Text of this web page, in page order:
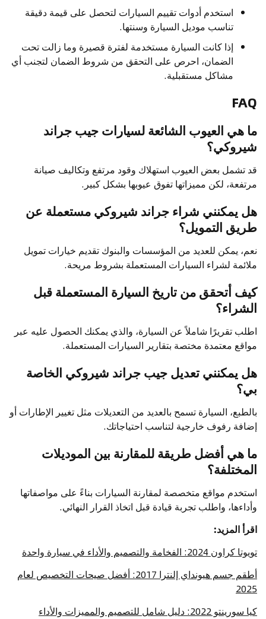
استخدم أدوات تقييم السيارات لتحصل على قيمة دقيقة
تناسب موديل السيارة وسنتها.
إذا كانت السيارة مستخدمة لفترة قصيرة وما زالت تحت
الضمان، احرص على التحقق من شروط الضمان لتجنب أي
مشاكل مستقبلية.
FAQ
ما هي العيوب الشائعة لسيارات جيب جراند
شيروكي؟
قد تشمل بعض العيوب استهلاك وقود مرتفع وتكاليف صيانة
مرتفعة، لكن مميزاتها تفوق عيوبها بشكل كبير.
هل يمكنني شراء جراند شيروكي مستعملة عن
طريق التمويل؟
نعم، يمكن للعديد من المؤسسات والبنوك تقديم خيارات تمويل
ملائمة لشراء السيارات المستعملة بشروط مريحة.
كيف أتحقق من تاريخ السيارة المستعملة قبل
الشراء؟
اطلب تقريرًا شاملاً عن السيارة، والذي يمكنك الحصول عليه عبر
مواقع معتمدة مختصة بتقارير السيارات المستعملة.
هل يمكنني تعديل جيب جراند شيروكي الخاصة
بي؟
بالطبع، السيارة تسمح بالعديد من التعديلات مثل تغيير الإطارات أو
إضافة رفوف خارجية لتناسب احتياجاتك.
ما هي أفضل طريقة للمقارنة بين الموديلات
المختلفة؟
استخدم مواقع متخصصة لمقارنة السيارات بناءً على مواصفاتها
وأداءها، واطلب تجربة قيادة قبل اتخاذ القرار النهائي.
اقرأ المزيد:
تويوتا كراون 2024: الفخامة والتصميم والأداء في سيارة واحدة
أطقم جسم هيونداي إلنترا 2017: أفضل صيحات التخصيص لعام
2025
كيا سورينتو 2022: دليل شامل للتصميم والمميزات والأداء